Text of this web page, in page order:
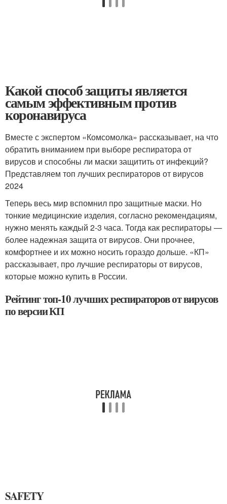
Какой способ защиты является
самым эффективным против
коронавируса
Вместе с экспертом «Комсомолка» рассказывает, на что
обратить вниманием при выборе респиратора от
вирусов и способны ли маски защитить от инфекций?
Представляем топ лучших респираторов от вирусов
2024
Теперь весь мир вспомнил про защитные маски. Но
тонкие медицинские изделия, согласно рекомендациям,
нужно менять каждый 2-3 часа. Тогда как респираторы —
более надежная защита от вирусов. Они прочнее,
комфортнее и их можно носить гораздо дольше. «КП»
рассказывает, про лучшие респираторы от вирусов,
которые можно купить в России.
Рейтинг топ-10 лучших респираторов от вирусов
по версии КП
SAFETY